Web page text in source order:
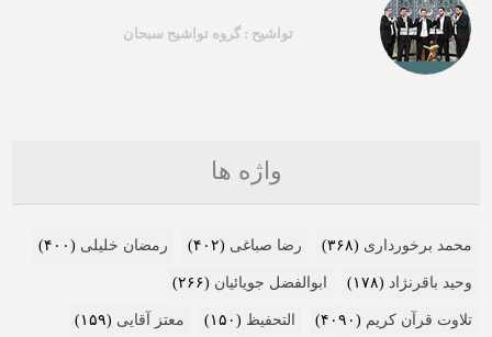
تواشیح : گروه تواشیح سبحان
واژه ها
محمد برخورداری (۳۶۸) رضا صباغی (۴۰۲) رمضان خلیلی (۴۰۰)
وحید باقرنژاد (۱۷۸) ابوالفضل جویائیان (۲۶۶)
تلاوت قرآن کریم (۴۰۹۰) التحفیظ (۱۵۰) معتز آقایی (۱۵۹)